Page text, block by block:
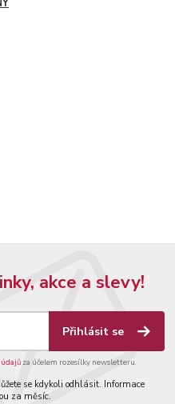
akce a slevy!
Přihlásit se
za účelem rozesílky newsletteru.
se kdykoli odhlásit. Informace
za měsíc.